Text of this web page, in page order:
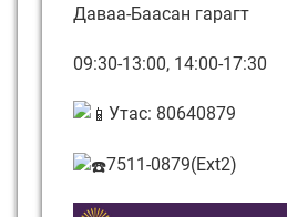
Даваа-Баасан гарагт
09:30-13:00, 14:00-17:30
Утас: 80640879
7511-0879(Ext2)